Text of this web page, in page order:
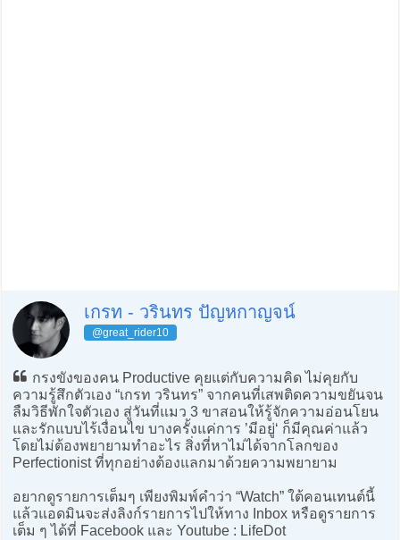
เกรท - วรินทร ปัญหกาญจน์
@great_rider10
กรงขังของคน Productive คุยแต่กับความคิด ไม่คุยกับ
ความรู้สึกตัวเอง “เกรท วรินทร” จากคนที่เสพติดความขยันจน
ลืมวิธีพักใจตัวเอง สู่วันที่แมว 3 ขาสอนให้รู้จักความอ่อนโยน
และรักแบบไร้เงื่อนไข บางครั้งแค่การ ’มีอยู่‘ ก็มีคุณค่าแล้ว
โดยไม่ต้องพยายามทำอะไร สิ่งที่หาไม่ได้จากโลกของ
Perfectionist ที่ทุกอย่างต้องแลกมาด้วยความพยายาม
อยากดูรายการเต็มๆ เพียงพิมพ์คำว่า “Watch” ใต้คอนเทนต์นี้
แล้วแอดมินจะส่งลิงก์รายการไปให้ทาง Inbox หรือดูรายการ
เต็ม ๆ ได้ที่ Facebook และ Youtube : LifeDot